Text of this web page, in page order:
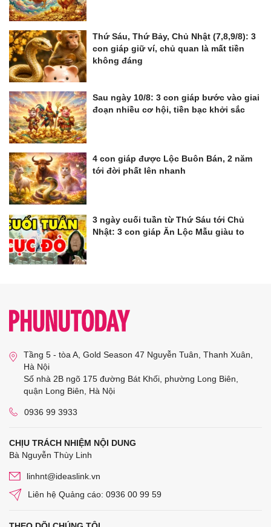
Thứ Sáu, Thứ Bảy, Chủ Nhật (7,8,9/8): 3
con giáp giữ ví, chủ quan là mất tiền
không đáng
Sau ngày 10/8: 3 con giáp bước vào giai
đoạn nhiều cơ hội, tiền bạc khởi sắc
4 con giáp được Lộc Buôn Bán, 2 năm
tới đời phất lên nhanh
3 ngày cuối tuần từ Thứ Sáu tới Chủ
Nhật: 3 con giáp Ăn Lộc Mẫu giàu to
Tầng 5 - tòa A, Gold Season 47 Nguyễn Tuân, Thanh Xuân,
Hà Nội
Số nhà 2B ngõ 175 đường Bát Khối, phường Long Biên,
quận Long Biên, Hà Nội
0936 99 3933
CHỊU TRÁCH NHIỆM NỘI DUNG
Bà Nguyễn Thùy Linh
linhnt@ideaslink.vn
Liên hệ Quảng cáo: 0936 00 99 59